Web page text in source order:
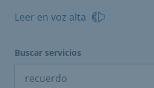
Leer en voz alta
Buscar servicios